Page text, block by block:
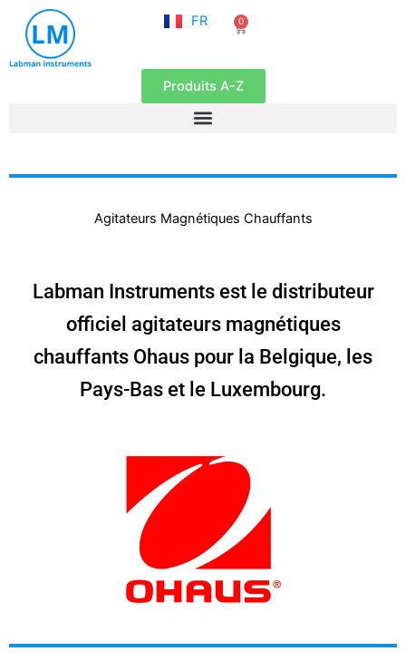
contenu
FR
EN
0
Panier
Produits A-Z
Agitateurs Magnétiques Chauffants
Labman Instruments est le distributeur
officiel agitateurs magnétiques
chauffants Ohaus pour la Belgique, les
Pays-Bas et le Luxembourg.